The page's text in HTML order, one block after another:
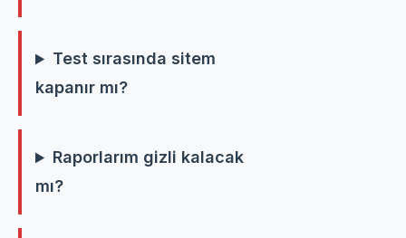
Test sırasında sitem
kapanır mı?
Raporlarım gizli kalacak
mı?